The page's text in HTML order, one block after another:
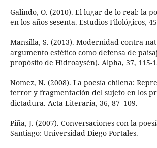
Galindo, O. (2010). El lugar de lo real: la
en los años sesenta. Estudios Filológicos,
Mansilla, S. (2013). Modernidad contra
argumento estético como defensa de
propósito de Hidroaysén). Alpha, 37, 115-
Nomez, N. (2008). La poesía chilena:
terror y fragmentación del sujeto en los
dictadura. Acta Literaria, 36, 87–109.
Piña, J. (2007). Conversaciones con la
Santiago: Universidad Diego Portales.